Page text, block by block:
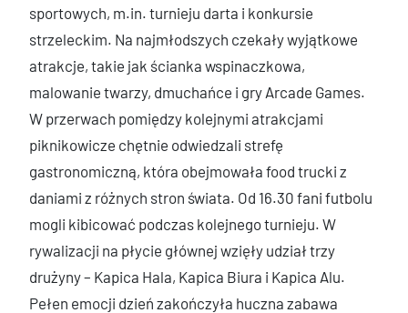
sportowych, m.in. turnieju darta i konkursie
strzeleckim. Na najmłodszych czekały wyjątkowe
atrakcje, takie jak ścianka wspinaczkowa,
malowanie twarzy, dmuchańce i gry Arcade Games.
W przerwach pomiędzy kolejnymi atrakcjami
piknikowicze chętnie odwiedzali strefę
gastronomiczną, która obejmowała food trucki z
daniami z różnych stron świata. Od 16.30 fani futbolu
mogli kibicować podczas kolejnego turnieju. W
rywalizacji na płycie głównej wzięły udział trzy
drużyny – Kapica Hala, Kapica Biura i Kapica Alu.
Pełen emocji dzień zakończyła huczna zabawa